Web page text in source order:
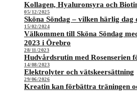
Kollagen, Hyaluronsyra och
05/12/2025
Sköna Söndag – vilken härlig dag
15/02/2024
Välkommen till Sköna Söndag
2023 i Örebro
28/11/2023
Hudvårdsrutin med Rosenserien
14/08/2023
Elektrolyter och vätskeersättning
29/06/2026
Kreatin kan förbättra träningen